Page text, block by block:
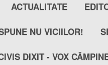
ACTUALITATE
NU VICIILOR!
DIXIT - VOX